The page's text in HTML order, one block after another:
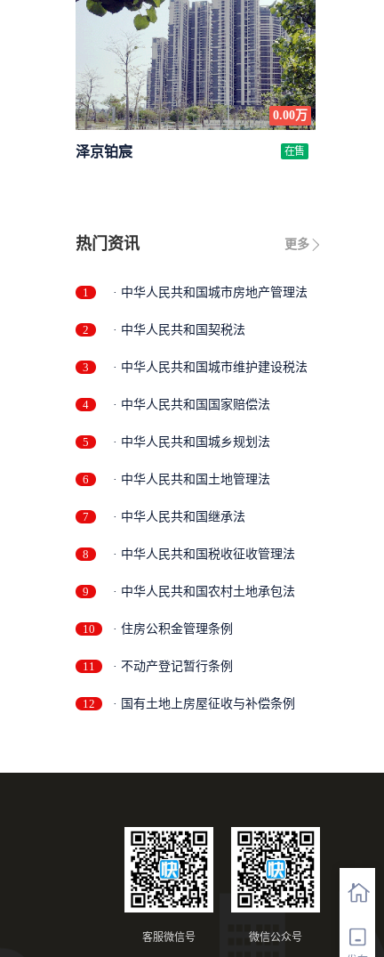
0.00万
泽京铂宸 在售
更多
热门资讯
1 · 中华人民共和国城市房地产管理法
2 · 中华人民共和国契税法
3 · 中华人民共和国城市维护建设税法
4 · 中华人民共和国国家赔偿法
5 · 中华人民共和国城乡规划法
6 · 中华人民共和国土地管理法
7 · 中华人民共和国继承法
8 · 中华人民共和国税收征收管理法
9 · 中华人民共和国农村土地承包法
10 · 住房公积金管理条例
11 · 不动产登记暂行条例
12 · 国有土地上房屋征收与补偿条例
微信公众号
客服微信号